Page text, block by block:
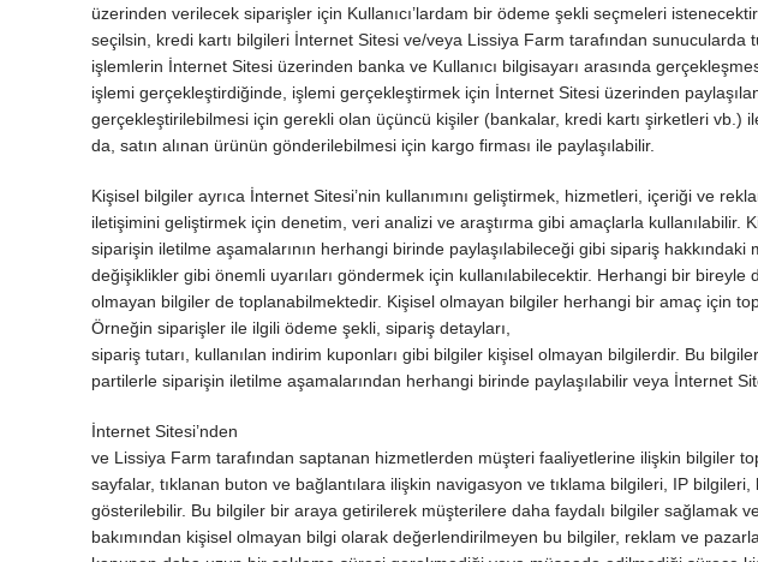
üzerinden verilecek siparişler için Kullanıcı’lardam bir ödeme şekli seçmeleri
seçilsin, kredi kartı bilgileri İnternet Sitesi ve/veya Lissiya Farm tarafından
işlemlerin İnternet Sitesi üzerinden banka ve Kullanıcı bilgisayarı arasında
işlemi gerçekleştirdiğinde, işlemi gerçekleştirmek için İnternet Sitesi üzerinden
gerçekleştirilebilmesi için gerekli olan üçüncü kişiler (bankalar, kredi kartı şirketleri vb.)
da, satın alınan ürünün gönderilebilmesi için kargo firması ile paylaşılabilir.
Kişisel bilgiler ayrıca İnternet Sitesi’nin kullanımını geliştirmek, hizmetleri, içeriği ve
iletişimini geliştirmek için denetim, veri analizi ve araştırma gibi amaçlarla kullanılabilir.
siparişin iletilme aşamalarının herhangi birinde paylaşılabileceği gibi sipariş
değişiklikler gibi önemli uyarıları göndermek için kullanılabilecektir. Herhangi bir
olmayan bilgiler de toplanabilmektedir. Kişisel olmayan bilgiler herhangi bir amaç için
Örneğin siparişler ile ilgili ödeme şekli, sipariş detayları,
sipariş tutarı, kullanılan indirim kuponları gibi bilgiler kişisel olmayan bilgilerdir. Bu
partilerle siparişin iletilme aşamalarından herhangi birinde paylaşılabilir veya İnternet
İnternet Sitesi’nden
ve Lissiya Farm tarafından saptanan hizmetlerden müşteri faaliyetlerine ilişkin bilgiler
sayfalar, tıklanan buton ve bağlantılara ilişkin navigasyon ve tıklama bilgileri, IP
gösterilebilir. Bu bilgiler bir araya getirilerek müşterilere daha faydalı bilgiler sağlamak
bakımından kişisel olmayan bilgi olarak değerlendirilmeyen bu bilgiler, reklam ve